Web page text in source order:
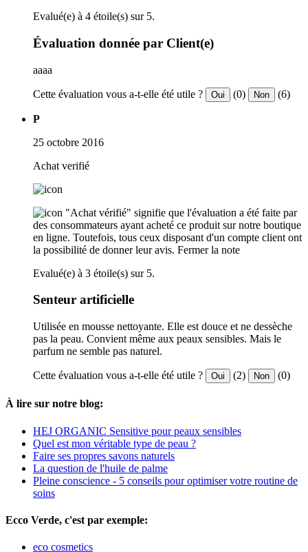
Evalué(e) à 4 étoile(s) sur 5.
Évaluation donnée par Client(e)
aaaa
Cette évaluation vous a-t-elle été utile ? Oui (0) Non (6)
P
25 octobre 2016
Achat verifié
"Achat vérifié" signifie que l'évaluation a été faite par
des consommateurs ayant acheté ce produit sur notre boutique
en ligne. Toutefois, tous ceux disposant d'un compte client ont
la possibilité de donner leur avis. Fermer la note
Evalué(e) à 3 étoile(s) sur 5.
Senteur artificielle
Utilisée en mousse nettoyante. Elle est douce et ne dessèche
pas la peau. Convient même aux peaux sensibles. Mais le
parfum ne semble pas naturel.
Cette évaluation vous a-t-elle été utile ? Oui (2) Non (0)
À lire sur notre blog:
HEJ ORGANIC Sensitive pour peaux sensibles
Quel est mon véritable type de peau ?
Faire ses propres savons naturels
La question de l'huile de palme
Pleine conscience - 5 conseils pour optimiser votre routine de
soins
Ecco Verde, c'est par exemple:
eco cosmetics